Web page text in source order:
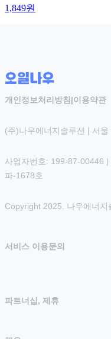
1,849원
개인정보처리방침 |이용약관
(주)나우에너지솔루션 | 서
사업자번호: 199-87-00446
파-1678호
Copyright 2025. 나우에너
서비스 이용문의
파트너십, 제휴